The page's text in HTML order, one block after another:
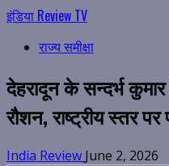
इंडिया Review TV
राज्य समीक्षा
देहरादून के सन्दर्भ
रौशन, राष्ट्रीय स्तर
India Review June 2, 2026